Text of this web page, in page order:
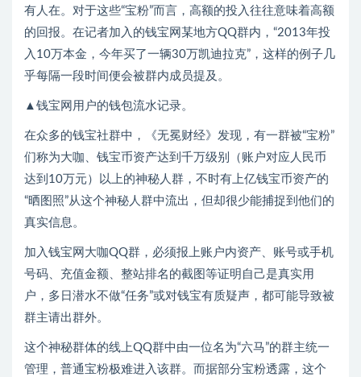
有人在。对于这些“宝粉”而言，高额的投入往往意味着高额
的回报。在记者加入的钱宝网某地方QQ群内，“2013年投
入10万本金，今年买了一辆30万凯迪拉克”，这样的例子几
乎每隔一段时间便会被群内成员提及。
▲钱宝网用户的钱包流水记录。
在众多的钱宝社群中，《无冕财经》发现，有一群被“宝粉”
们称为大咖、钱宝币资产达到千万级别（账户对应人民币
达到10万元）以上的神秘人群，不时有上亿钱宝币资产的
“晒图照”从这个神秘人群中流出，但却很少能捕捉到他们的
真实信息。
加入钱宝网大咖QQ群，必须报上账户内资产、账号或手机
号码、充值金额、整站排名的截图等证明自己是真实用
户，多日潜水不做“任务”或对钱宝有质疑声，都可能导致被
群主请出群外。
这个神秘群体的线上QQ群中由一位名为“六马”的群主统一
管理，普通宝粉极难进入该群。而据部分宝粉透露，这个